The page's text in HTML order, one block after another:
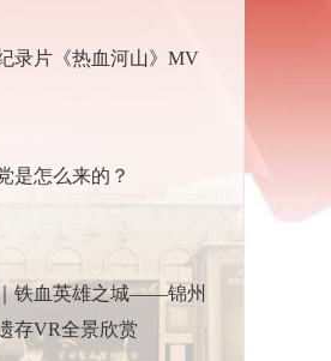
录片《热血河山》MV
是怎么来的？
铁血英雄之城——锦州
存VR全景欣赏